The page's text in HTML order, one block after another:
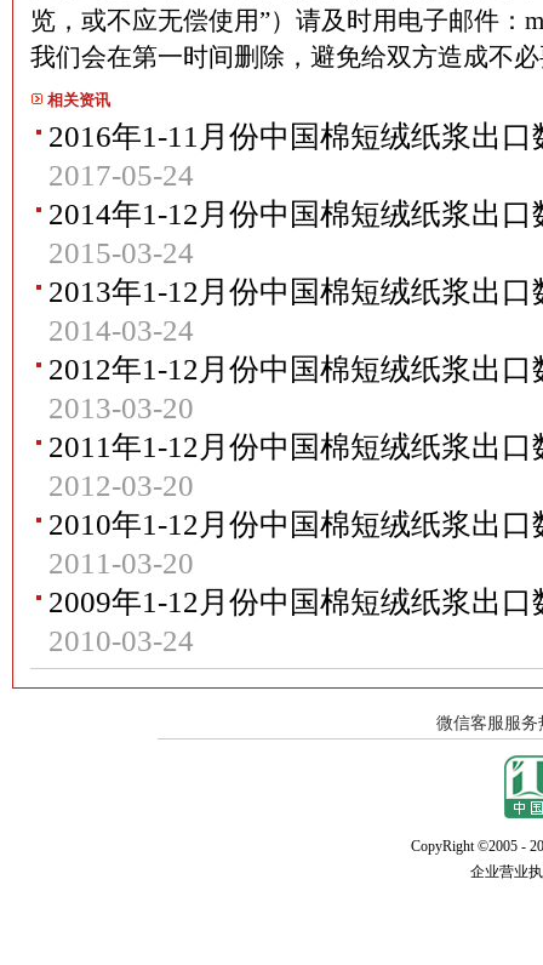
览，或不应无偿使用”）请及时用电子邮件：
我们会在第一时间删除，避免给双方造成不
相关资讯
2016年1-11月份中国棉短绒纸浆出
2017-05-24
2014年1-12月份中国棉短绒纸浆出
2015-03-24
2013年1-12月份中国棉短绒纸浆出
2014-03-24
2012年1-12月份中国棉短绒纸浆出
2013-03-20
2011年1-12月份中国棉短绒纸浆出
2012-03-20
2010年1-12月份中国棉短绒纸浆出
2011-03-20
2009年1-12月份中国棉短绒纸浆出
2010-03-24
CopyRight ©2005 -
企业营业